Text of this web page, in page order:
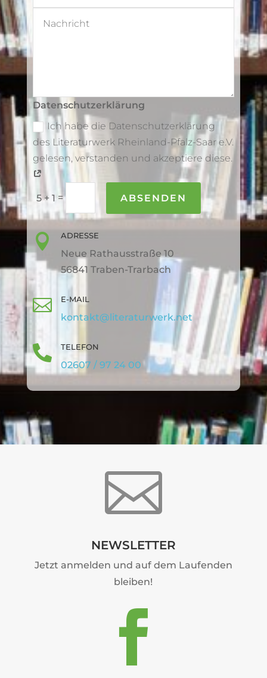
Datenschutzerklärung
Ich habe die Datenschutzerklärung
des Literaturwerk Rheinland-Pfalz-Saar e.V.
gelesen, verstanden und akzeptiere diese.
5 + 1 = ABSENDEN
 ADRESSE
Neue Rathausstraße 10
56841 Traben-Trarbach
 E-MAIL
kontakt@literaturwerk.net
 TELEFON
02607 / 97 24 00

NEWSLETTER
Jetzt anmelden und auf dem Laufenden
bleiben!
